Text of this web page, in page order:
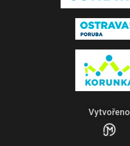
Vytvořeno